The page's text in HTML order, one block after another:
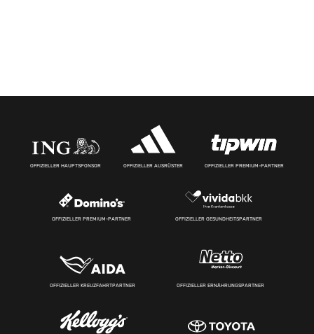
OFFIZIELLER HAUPTSPONSOR OFFIZIELLER AUSRÜSTER OFFIZIELLER PREMIUM-PARTNER
OFFIZIELLER PREMIUM-PARTNER OFFIZIELLER GESUNDHEITSPARTNER
OFFIZIELLER KREUZFAHRTPARTNER OFFIZIELLER ERNÄHRUNGSPARTNER